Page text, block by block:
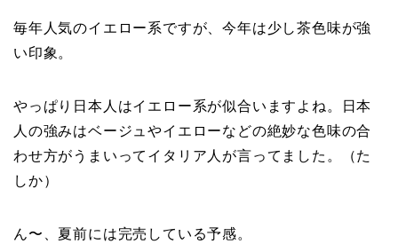
毎年人気のイエロー系ですが、今年は少し茶色味が強
い印象。
やっぱり日本人はイエロー系が似合いますよね。日本
人の強みはベージュやイエローなどの絶妙な色味の合
わせ方がうまいってイタリア人が言ってました。（た
しか）
ん〜、夏前には完売している予感。